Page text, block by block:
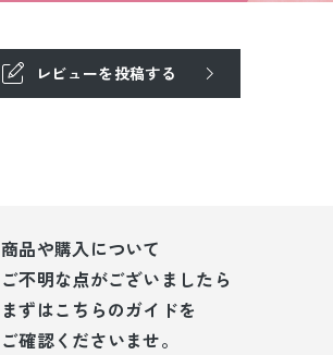
レビューを投稿する
商品や購入について
ご不明な点がございましたら
まずはこちらのガイドを
ご確認くださいませ。